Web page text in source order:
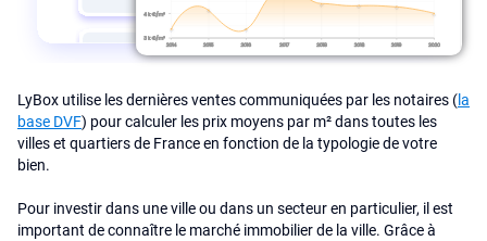
LyBox utilise les dernières ventes communiquées par les notaires (la
base DVF) pour calculer les prix moyens par m² dans toutes les
villes et quartiers de France en fonction de la typologie de votre
bien.
Pour investir dans une ville ou dans un secteur en particulier, il est
important de connaître le marché immobilier de la ville. Grâce à